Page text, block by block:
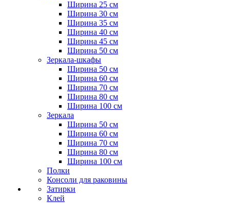
Ширина 25 см
Ширина 30 см
Ширина 35 см
Ширина 40 см
Ширина 45 см
Ширина 50 см
Зеркала-шкафы
Ширина 50 см
Ширина 60 см
Ширина 70 см
Ширина 80 см
Ширина 100 см
Зеркала
Ширина 50 см
Ширина 60 см
Ширина 70 см
Ширина 80 см
Ширина 100 см
Полки
Консоли для раковины
Затирки
Клей